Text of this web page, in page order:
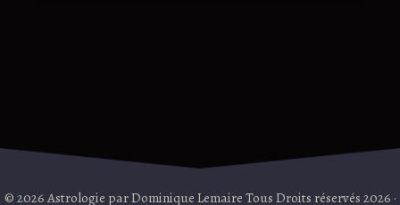
© 2026 Astrologie par Dominique Lemaire Tous Droits réservés 2026 ·